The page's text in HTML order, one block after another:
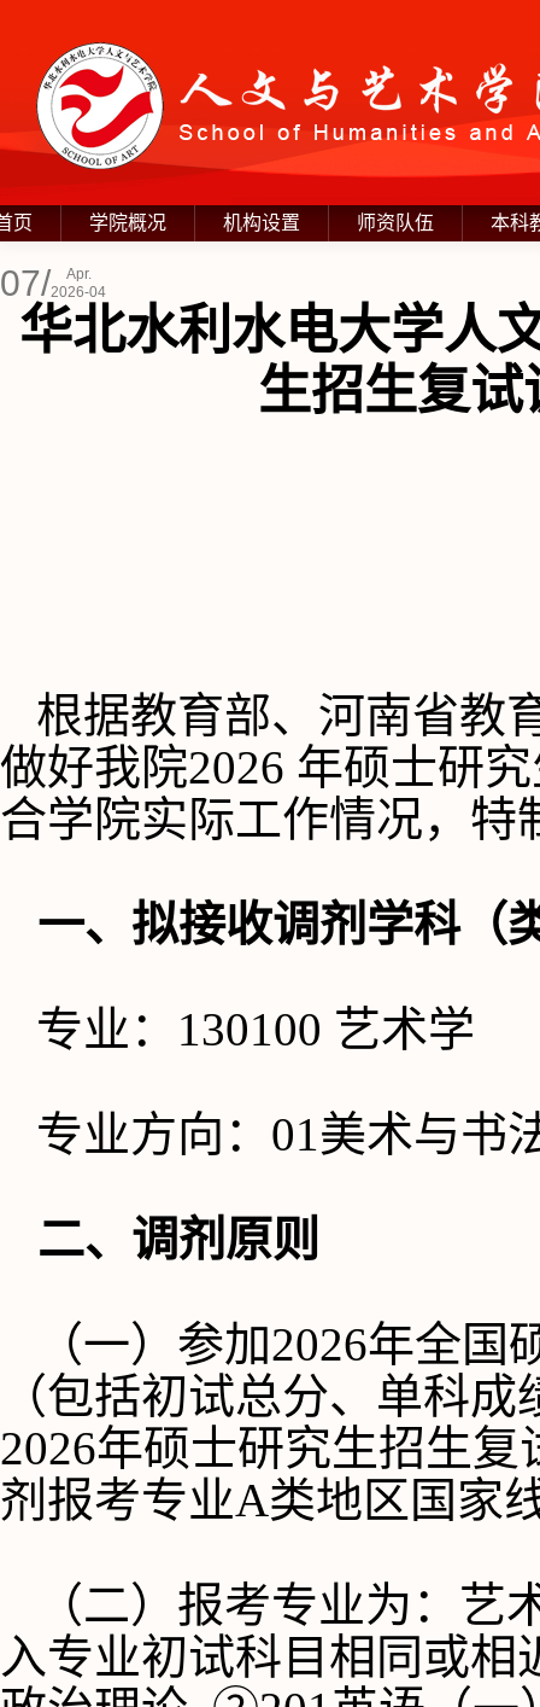
页 学院概况 机构设置 师资队伍 本科
07/
Apr.
2026-04
华北水利水电大学人
生招生复
根据教育部、河南省教
做好我院2026 年硕士研
合学院实际工作情况，特
一、拟接收调剂学科（
专业： 130100 艺术学
专业方向： 01美术与书
二、调剂原则
（一） 参加2026年全国
（包括初试总分、单科
2026年硕士研究生招生复
剂报考专业A类地区国家
（二） 报考专业为：艺
入专业初试科目相同或